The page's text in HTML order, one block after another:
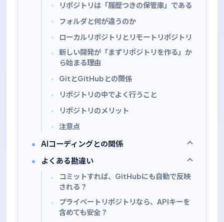
リポジトリは「履歴つきの保管庫」である
フォルダと何が違うのか
ローカルリポジトリとリモートリポジトリ
新しい開発が「まずリポジトリを作る」か
ら始まる理由
GitとGitHubとの関係
リポジトリの中でよく行うこと
リポジトリのメリット
注意点
AIコーディングとの関係
よくある勘違い
コミットすれば、GitHubにも自動で反映
される？
プライベートリポジトリなら、APIキーを
含めても安全？